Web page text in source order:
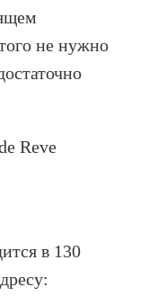
не нужно
в 130